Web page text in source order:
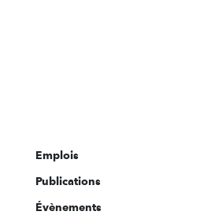
Emplois
Publications
Évènements